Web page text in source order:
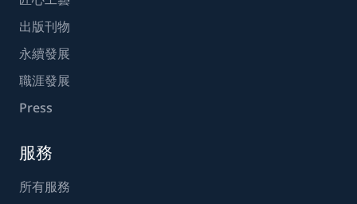
出版刊物
永續發展
職涯發展
Press
服務
所有服務